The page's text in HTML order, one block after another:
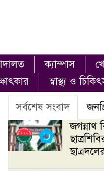
ক্যাম্পাস
স্বাস্থ্য ও
সর্বশেষ সংবাদ
জগন্নাথ